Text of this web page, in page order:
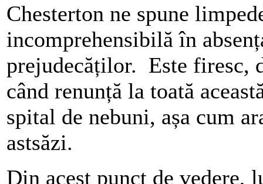
Chesterton ne spune
incomprehensibilă în
prejudecăților. Este firesc,
când renunță la toată
spital de nebuni, așa cum
astsăzi.
Din acest punct de vedere,